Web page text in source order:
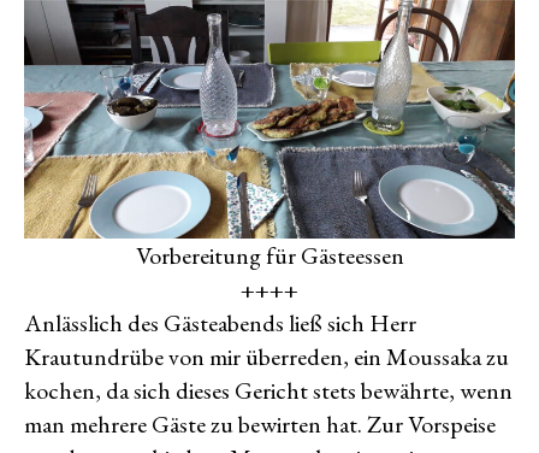
Vorbereitung für Gästeessen
++++
Anlässlich des Gästeabends ließ sich Herr
Krautundrübe von mir überreden, ein Moussaka zu
kochen, da sich dieses Gericht stets bewährte, wenn
man mehrere Gäste zu bewirten hat. Zur Vorspeise